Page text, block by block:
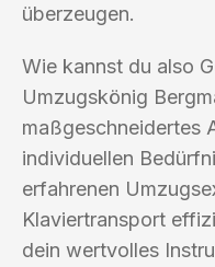
überzeugen.
Wie kannst du also
Umzugskönig
maßgeschneidertes
individuellen
erfahrenen
Klaviertransport
dein wertvolles